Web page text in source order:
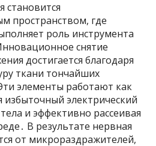
становится
пространством, где
роль инструмента
снятие
достигается благодаря
ткани тончайших
элементы работают как
избыточный электрический
и эффективно рассеивая
В результате нервная
от микрораздражителей,